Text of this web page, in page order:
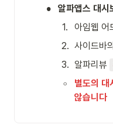
•
알파앱스 대시
1.
아임웹 어
2. 사이드바의
3. 알파리뷰
◦
별도의 대
않습니다